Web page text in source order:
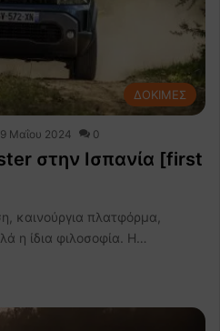
ΔΟΚΙΜΕΣ
9 Μαΐου 2024 0
στην Ισπανία [first
καινούργια πλατφόρμα,
η ίδια φιλοσοφία. Η…